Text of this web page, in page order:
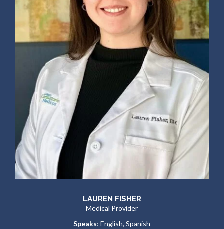
LAUREN FISHER
Medical Provider
Speaks: English, Spanish